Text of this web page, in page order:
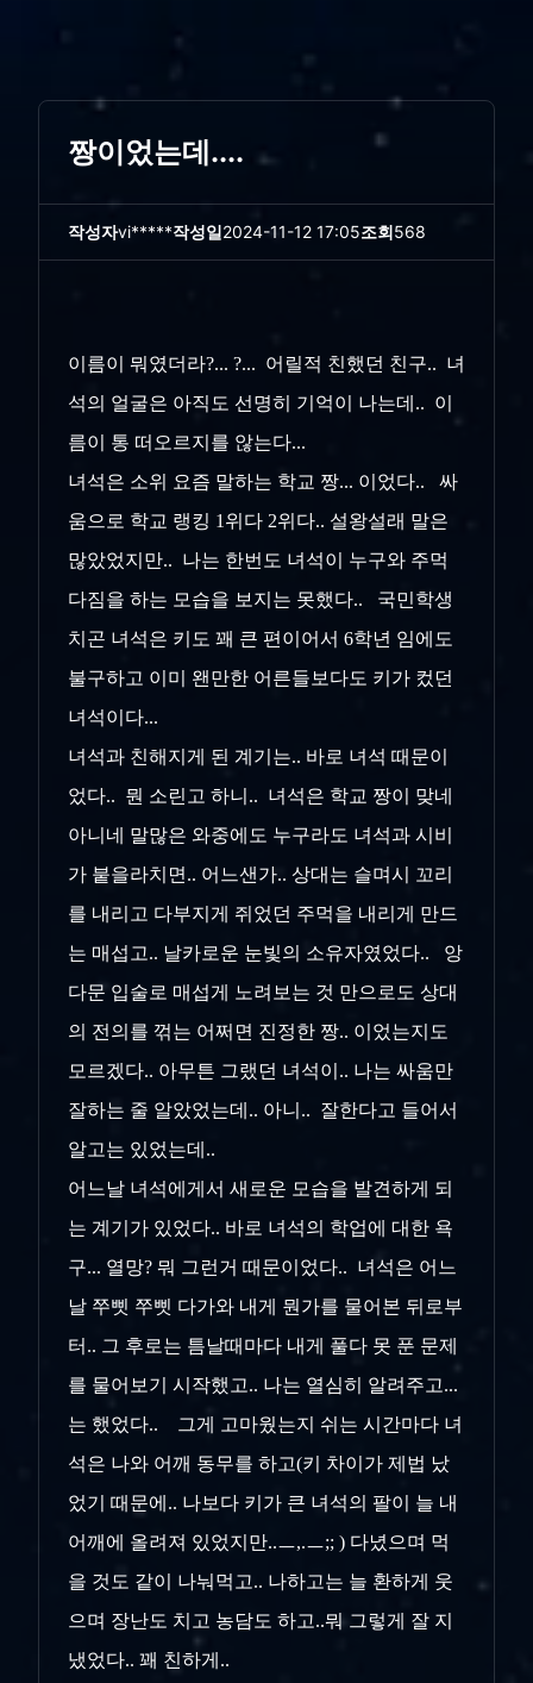
짱이었는데....
작성자vi*****작성일2024-11-12 17:05조회568
이름이 뭐였더라?... ?... 어릴적 친했던 친구.. 녀
석의 얼굴은 아직도 선명히 기억이 나는데.. 이
름이 통 떠오르지를 않는다...
녀석은 소위 요즘 말하는 학교 짱... 이었다.. 싸
움으로 학교 랭킹 1위다 2위다.. 설왕설래 말은
많았었지만.. 나는 한번도 녀석이 누구와 주먹
다짐을 하는 모습을 보지는 못했다.. 국민학생
치곤 녀석은 키도 꽤 큰 편이어서 6학년 임에도
불구하고 이미 왠만한 어른들보다도 키가 컸던
녀석이다...
녀석과 친해지게 된 계기는.. 바로 녀석 때문이
었다.. 뭔 소린고 하니.. 녀석은 학교 짱이 맞네
아니네 말많은 와중에도 누구라도 녀석과 시비
가 붙을라치면.. 어느샌가.. 상대는 슬며시 꼬리
를 내리고 다부지게 쥐었던 주먹을 내리게 만드
는 매섭고.. 날카로운 눈빛의 소유자였었다.. 앙
다문 입술로 매섭게 노려보는 것 만으로도 상대
의 전의를 꺾는 어쩌면 진정한 짱.. 이었는지도
모르겠다.. 아무튼 그랬던 녀석이.. 나는 싸움만
잘하는 줄 알았었는데.. 아니.. 잘한다고 들어서
알고는 있었는데..
어느날 녀석에게서 새로운 모습을 발견하게 되
는 계기가 있었다.. 바로 녀석의 학업에 대한 욕
구... 열망? 뭐 그런거 때문이었다.. 녀석은 어느
날 쭈삣 쭈삣 다가와 내게 뭔가를 물어본 뒤로부
터.. 그 후로는 틈날때마다 내게 풀다 못 푼 문제
를 물어보기 시작했고.. 나는 열심히 알려주고...
는 했었다.. 그게 고마웠는지 쉬는 시간마다 녀
석은 나와 어깨 동무를 하고(키 차이가 제법 났
었기 때문에.. 나보다 키가 큰 녀석의 팔이 늘 내
어깨에 올려져 있었지만..ㅡ,.ㅡ;; ) 다녔으며 먹
을 것도 같이 나눠먹고.. 나하고는 늘 환하게 웃
으며 장난도 치고 농담도 하고..뭐 그렇게 잘 지
냈었다.. 꽤 친하게..